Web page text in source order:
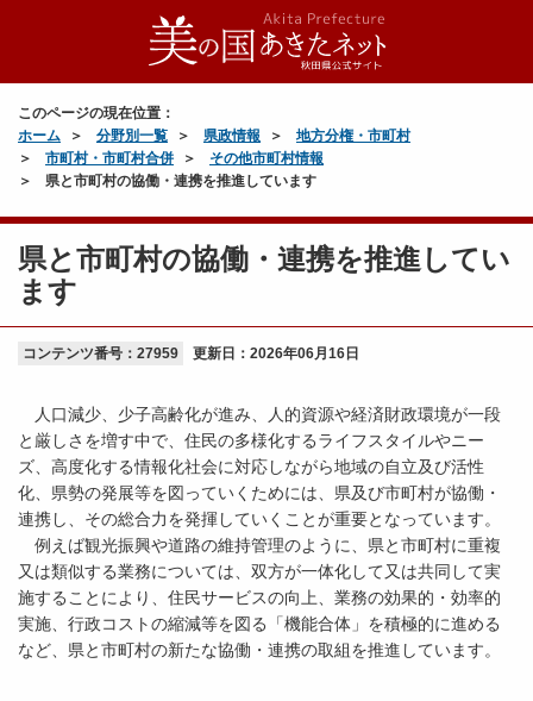
このページの現在位置：
ホーム
分野別一覧 県政情報
地方分権・市町村
市町村・市町村合併
その他市町村情報
県と市町村の協働・連携を推進しています
県と市町村の協働・連携を推進してい
ます
コンテンツ番号：27959 更新日： 2026年06月16日
人口減少、少子高齢化が進み、人的資源や経済財政環境が一段
と厳しさを増す中で、住民の多様化するライフスタイルやニー
ズ、高度化する情報化社会に対応しながら地域の自立及び活性
化、県勢の発展等を図っていくためには、県及び市町村が協働・
連携し、その総合力を発揮していくことが重要となっています。
例えば観光振興や道路の維持管理のように、県と市町村に重複
⼜は類似する業務については、双⽅が⼀体化して⼜は共同して実
施することにより、住⺠サービスの向上、業務の効果的・効率的
実施、⾏政コストの縮減等を図る「機能合体」を積極的に進める
など、県と市町村の新たな協働・連携の取組を推進しています。